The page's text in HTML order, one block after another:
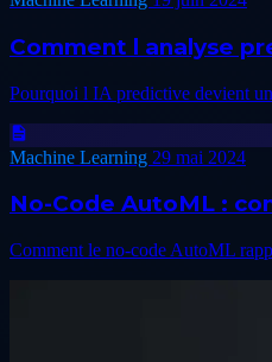
Comment l analyse
Pourquoi l IA predictive devient
Machine Learning 29 mai 2024
No-Code AutoML :
Comment le no-code AutoML